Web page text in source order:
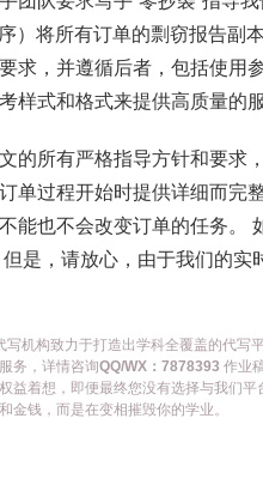
）将所有订单的剽窃报告副
求，并遵循后者，包括使用
样式和格式来提供高质量的
的所有严格指导方针和要求
单过程开始时提供详细而完
能也不会改变订单的任务。
是，请放心，由于我们的
写机构致力于打造出学科全覆盖的代写
务，详情咨询QQ/WX：7878393 作业
益着想，即便最终您没有选择与我们
金钱，而是在变相摧毁你的学业。